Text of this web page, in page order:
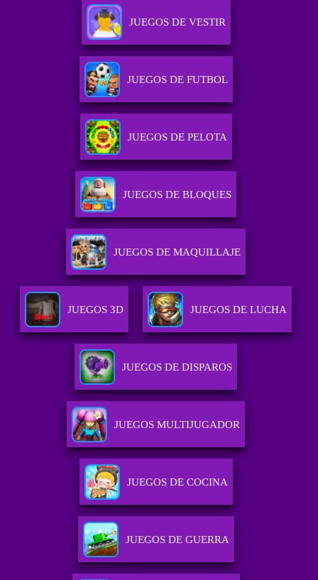
JUEGOS DE VESTIR
JUEGOS DE FUTBOL
JUEGOS DE PELOTA
JUEGOS DE BLOQUES
JUEGOS DE MAQUILLAJE
JUEGOS 3D JUEGOS DE LUCHA
JUEGOS DE DISPAROS
JUEGOS MULTIJUGADOR
JUEGOS DE COCINA
JUEGOS DE GUERRA